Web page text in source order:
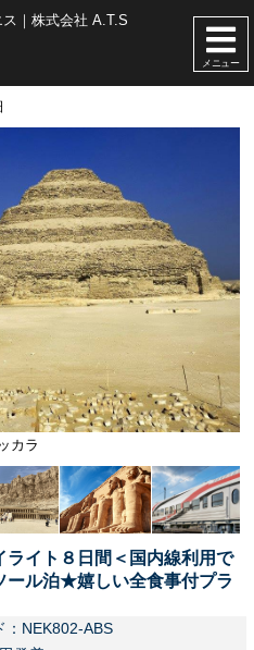
｜株式会社 A.T.S
メニュー
アズハル・モスク
イト８日間＜国内線利用で
ール泊★嬉しい全食事付プラ
：NEK802-ABS